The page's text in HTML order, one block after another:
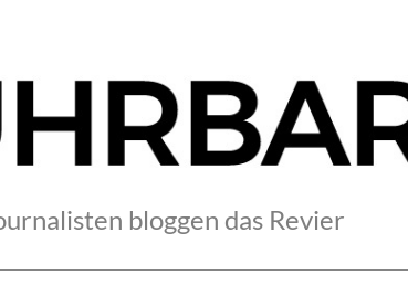
bloggen das Revier